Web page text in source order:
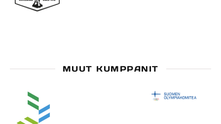
MUUT KUMPPANIT